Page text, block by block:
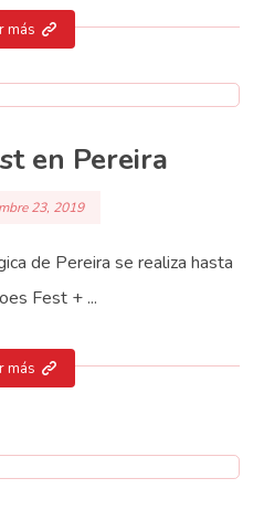
más
en Pereira
23, 2019
de Pereira se realiza hasta
Fest + ...
más